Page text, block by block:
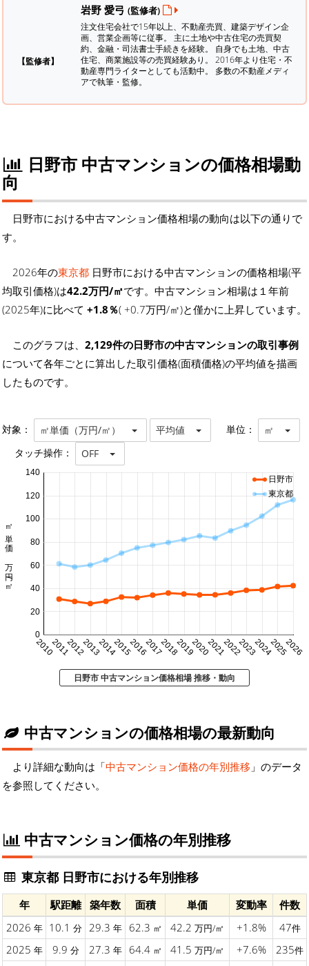
【監修者】
岩野 愛弓 (監修者)
注文住宅会社で15年以上、不動産売買、建築デザイン企
画、営業企画等に従事。 主に土地や中古住宅の売買契
約、金融・司法書士手続きを経験。 自身でも土地、中古
住宅、商業施設等の売買経験あり。 2016年より住宅・不
動産専門ライターとしても活動中。 多数の不動産メディ
アで執筆・監修。
日野市 中古マンションの価格相場動
向
日野市における中古マンション価格相場の動向は以下の通りで
す。
2026年の東京都 日野市における中古マンションの価格相場(平
均取引価格)は42.2万円/㎡です。中古マンション相場は１年前
(2025年)に比べて +1.8％( +0.7万円/㎡)と僅かに上昇しています。
このグラフは、 2,129件の日野市の中古マンションの取引事例
について各年ごとに算出した取引価格(面積価格)の平均値を描画
したものです。
対象： ㎡単価（万円/㎡） 平均値 単位： ㎡
タッチ操作： OFF
20102011201220132014201520162017201820192020202120222023202420252026
0
20
40
60
80
100
120
140
㎡単価 万円/㎡
日野市
東京都
日野市 中古マンション価格相場 推移・動向
中古マンションの価格相場の最新動向
より詳細な動向は「中古マンション価格の年別推移 」のデータ
を参照してください。
中古マンション価格の年別推移
東京都 日野市における年別推移
年 駅距離 築年数 面積 単価 変動率
件数
2026 年 10.1 分 29.3 年 62.3 ㎡ 42.2 万円/㎡ +1.8% 47件
2025 年 9.9 分 27.3 年 64.4 ㎡ 41.5 万円/㎡ +7.6% 235件